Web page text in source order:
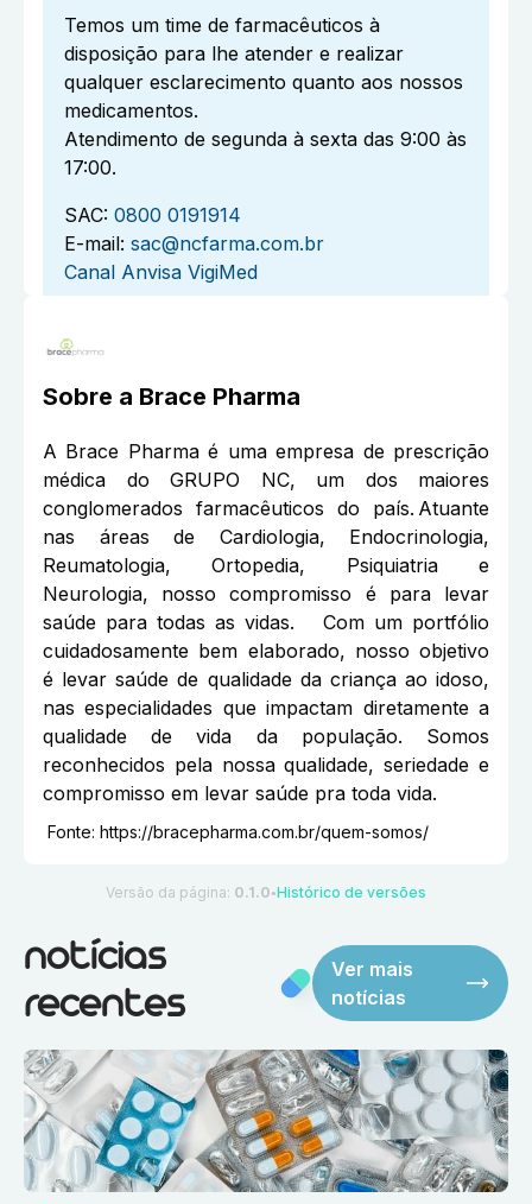
Temos um time de farmacêuticos à
disposição para lhe atender e realizar
qualquer esclarecimento quanto aos nossos
medicamentos.
Atendimento de segunda à sexta das 9:00 às
17:00.
SAC: 0800 0191914
E-mail: sac@ncfarma.com.br
Canal Anvisa VigiMed
Sobre a Brace Pharma
A Brace Pharma é uma empresa de prescrição
médica do GRUPO NC, um dos maiores
conglomerados farmacêuticos do país. Atuante
nas áreas de Cardiologia, Endocrinologia,
Reumatologia, Ortopedia, Psiquiatria e
Neurologia, nosso compromisso é para levar
saúde para todas as vidas. Com um portfólio
cuidadosamente bem elaborado, nosso objetivo
é levar saúde de qualidade da criança ao idoso,
nas especialidades que impactam diretamente a
qualidade de vida da população. Somos
reconhecidos pela nossa qualidade, seriedade e
compromisso em levar saúde pra toda vida.
Fonte: https://bracepharma.com.br/quem-somos/
Versão da página: 0.1.0 ●Histórico de versões
notícias
recentes
Ver mais
notícias